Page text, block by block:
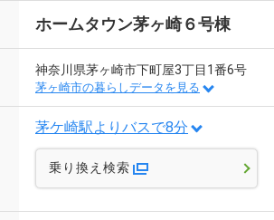
ホームタウン茅ヶ崎６号棟
神奈川県茅ヶ崎市下町屋3丁目1番6号
茅ヶ崎市の暮らしデータを見る
茅ケ崎駅よりバスで8分
乗り換え検索